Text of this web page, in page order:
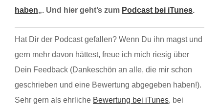
haben„. Und hier geht’s zum Podcast bei iTunes.
Hat Dir der Podcast gefallen? Wenn Du ihn magst und
gern mehr davon hättest, freue ich mich riesig über
Dein Feedback (Dankeschön an alle, die mir schon
geschrieben und eine Bewertung abgegeben haben!).
Sehr gern als ehrliche Bewertung bei iTunes, bei